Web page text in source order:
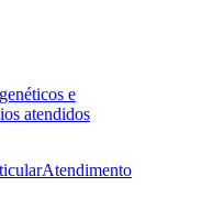
e
atendidos
Atendimento